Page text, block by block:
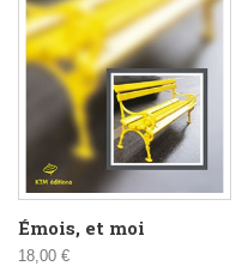
Émois, et moi
18,00 €